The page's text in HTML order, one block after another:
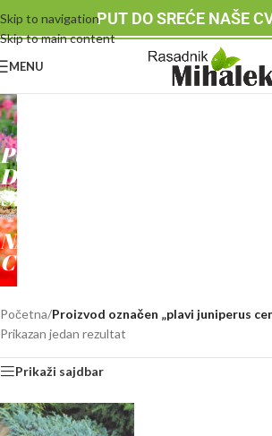
Skip to navigation
Skip to main content
PUT DO SREĆE NAŠE
MENU
RASADNIK
MIHALEK
PUT
DO
SREĆE
-
NAŠE
CVEĆE
Početna/Proizvod označen „plavi juniperus
Prikazan jedan rezultat
Prikaži sajdbar